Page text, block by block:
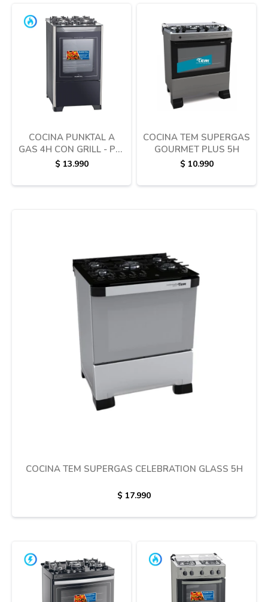
COCINA PUNKTAL A
GAS 4H CON GRILL - PK-
490G
$ 13.990
COCINA TEM SUPERGAS
GOURMET PLUS 5H
$ 10.990
COCINA TEM SUPERGAS CELEBRATION GLASS 5H
$ 17.990